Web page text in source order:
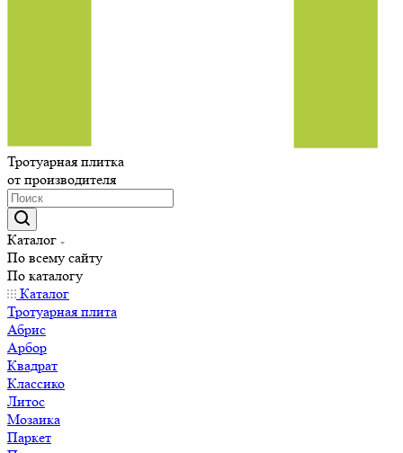
Тротуарная плитка
от производителя
Каталог
По всему сайту
По каталогу
Каталог
Тротуарная плита
Абрис
Арбор
Квадрат
Классико
Литос
Мозаика
Паркет